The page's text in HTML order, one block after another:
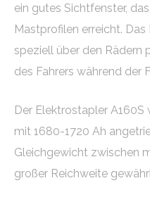
ein gutes Sichtfenster,
Mastprofilen erreicht.
speziell über den Rädern
des Fahrers während der
Der Elektrostapler
mit 1680-1720 Ah
Gleichgewicht zwischen
großer Reichweite